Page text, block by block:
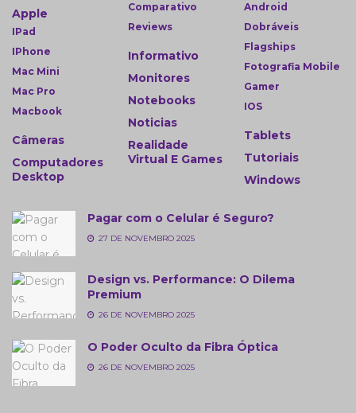
Apple
IPad
IPhone
Mac Mini
Mac Pro
Macbook
Câmeras
Computadores
Desktop
Comparativo
Reviews
Informativo
Monitores
Notebooks
Noticias
Realidade
Virtual E Games
Android
Dobráveis
Flagships
Fotografia Mobile
Gamer
IOS
Tablets
Tutoriais
Windows
Pagar com o Celular é Seguro?
27 DE NOVEMBRO 2025
Design vs. Performance: O Dilema
Premium
26 DE NOVEMBRO 2025
O Poder Oculto da Fibra Óptica
26 DE NOVEMBRO 2025